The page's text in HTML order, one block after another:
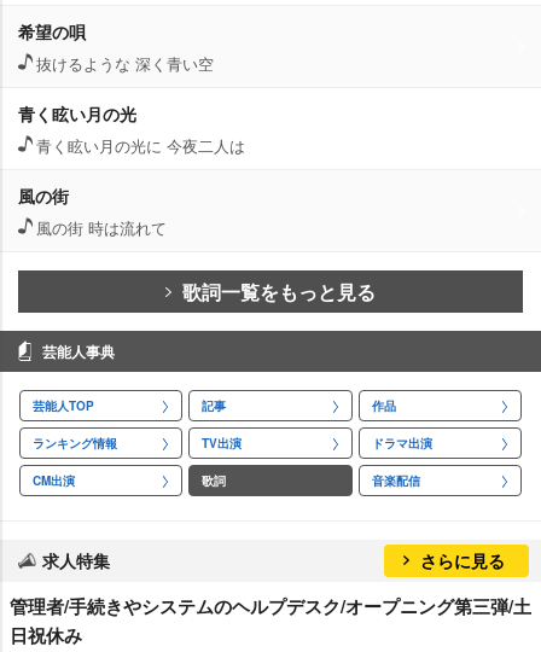
希望の唄
抜けるような 深く青い空
青く眩い月の光
青く眩い月の光に 今夜二人は
風の街
風の街 時は流れて
歌詞一覧をもっと見る
芸能人事典
芸能人TOP 記事 作品
ランキング情報 TV出演 ドラマ出演
CM出演 歌詞 音楽配信
求人特集 さらに見る
管理者/手続きやシステムのヘルプデスク/オープニング第三弾/土
日祝休み